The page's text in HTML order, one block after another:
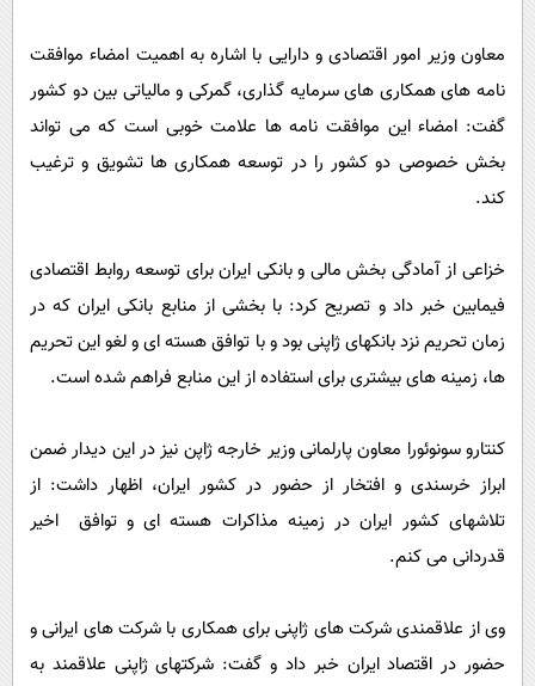
معاون وزیر امور اقتصادی و دارایی با اشاره به اهمیت امضاء موافقت
نامه های همکاری های سرمایه گذاری، گمرکی و مالیاتی بین دو کشور
گفت: امضاء این موافقت نامه ها علامت خوبی است که می تواند
بخش خصوصی دو کشور را در توسعه همکاری ها تشویق و ترغیب
کند.
خزاعی از آمادگی بخش مالی و بانکی ایران برای توسعه روابط اقتصادی
فیمابین خبر داد و تصریح کرد: با بخشی از منابع بانکی ایران که در
زمان تحریم نزد بانکهای ژاپنی بود و با توافق هسته ای و لغو این تحریم
ها، زمینه های بیشتری برای استفاده از این منابع فراهم شده است.
کنتارو سونوئورا معاون پارلمانی وزیر خارجه ژاپن نیز در این دیدار ضمن
ابراز خرسندی و افتخار از حضور در کشور ایران، اظهار داشت: از
تلاشهای کشور ایران در زمینه مذاکرات هسته ای و توافق اخیر
قدردانی می کنم.
وی از علاقمندی شرکت های ژاپنی برای همکاری با شرکت های ایرانی و
حضور در اقتصاد ایران خبر داد و گفت: شرکتهای ژاپنی علاقمند به